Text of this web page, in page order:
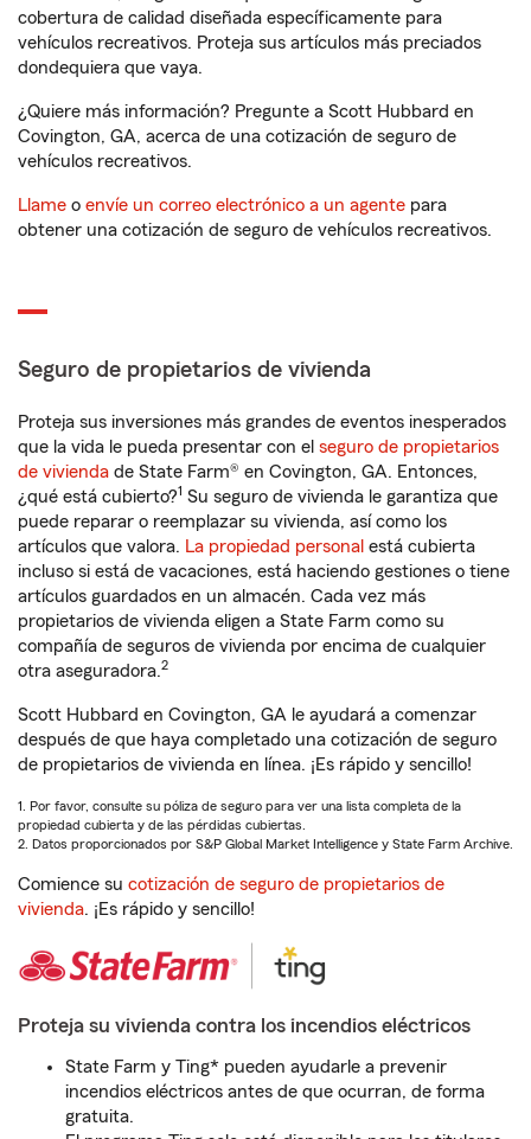
cobertura de calidad diseñada específicamente para
vehículos recreativos. Proteja sus artículos más preciados
dondequiera que vaya.
¿Quiere más información? Pregunte a Scott Hubbard en
Covington, GA, acerca de una cotización de seguro de
vehículos recreativos.
Llame o envíe un correo electrónico a un agente para
obtener una cotización de seguro de vehículos recreativos.
Seguro de propietarios de vivienda
Proteja sus inversiones más grandes de eventos inesperados
que la vida le pueda presentar con el seguro de propietarios
de vivienda de State Farm® en Covington, GA. Entonces,
¿qué está cubierto?1 Su seguro de vivienda le garantiza que
puede reparar o reemplazar su vivienda, así como los
artículos que valora. La propiedad personal está cubierta
incluso si está de vacaciones, está haciendo gestiones o tiene
artículos guardados en un almacén. Cada vez más
propietarios de vivienda eligen a State Farm como su
compañía de seguros de vivienda por encima de cualquier
otra aseguradora.2
Scott Hubbard en Covington, GA le ayudará a comenzar
después de que haya completado una cotización de seguro
de propietarios de vivienda en línea. ¡Es rápido y sencillo!
1. Por favor, consulte su póliza de seguro para ver una lista completa de la
propiedad cubierta y de las pérdidas cubiertas.
2. Datos proporcionados por S&P Global Market Intelligence y State Farm Archive.
Comience su cotización de seguro de propietarios de
vivienda. ¡Es rápido y sencillo!
Proteja su vivienda contra los incendios eléctricos
State Farm y Ting* pueden ayudarle a prevenir
incendios eléctricos antes de que ocurran, de forma
gratuita.